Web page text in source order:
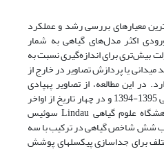
معیارهای بررسی رشد و عملکرد
اکثر مدل‌های گیاهی به شمار
برای اندازه‌گیری نسبت به
یا پردازش تصاویر در خارج از
در این مطالعه، از تصاویر پهپادی
مزرعه چغندرقند در فصل زراعی 1395-1394 و در چهار تاریخ از اواخر
اردیبهشت تا اوایل تیر در پژوهشگاه علوم گیاهی Lindau سوئیس
شش شاخص گیاهی در ترکیب با سه
برای جداسازی پیکسل‏های پوشش